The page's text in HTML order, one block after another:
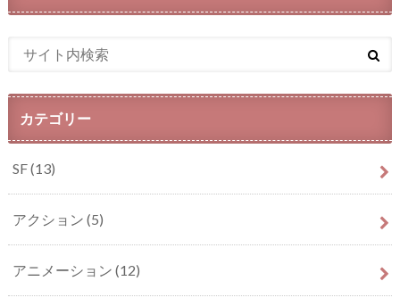
カテゴリー
SF(13)
アクション (5)
アニメーション (12)